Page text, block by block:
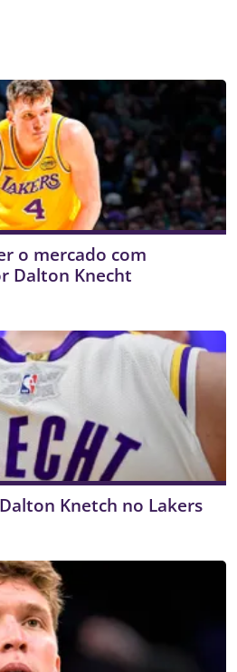
o mercado com
Dalton Knecht
Knetch no Lakers